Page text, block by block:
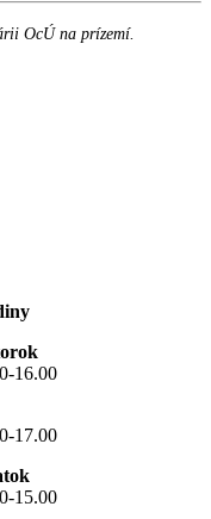
OcÚ na prízemí.
16.00
17.00
15.00